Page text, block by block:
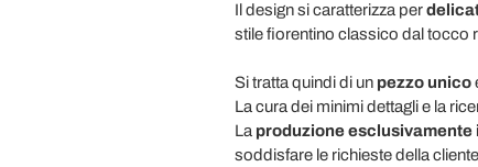
Il design si caratterizza per
stile fiorentino classico dal tocco
Si tratta quindi di un pezzo unico
La cura dei minimi dettagli e la
La produzione esclusivamente
soddisfare le richieste della